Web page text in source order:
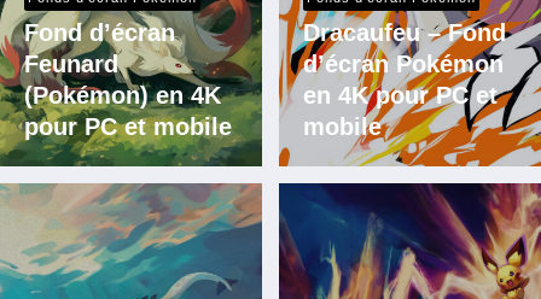
Fond d’écran
Feunard
(Pokémon) en 4K
pour PC et mobile
Dracaufeu – Fond
d’écran Pokémon
en 4K pour PC et
mobile